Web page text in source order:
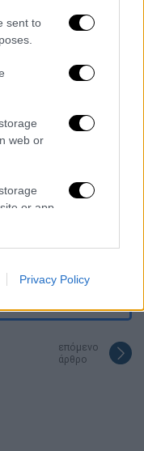
sent to
web or
or app.
and other
Privacy Policy
που κάποτε τους
η ζωή μπροστά μου»
Οδηγοί
που δεν
για κινδύνους
εκτελέστηκε σε
πυροβόλησαν στο
με τη νεκρή
και το livestream
επόμενο
άρθρο